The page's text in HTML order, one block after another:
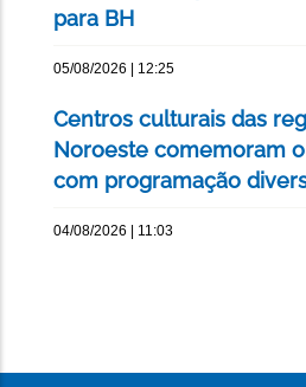
para BH
05/08/2026 | 12:25
Centros culturais das
Noroeste comemoram
com programação
04/08/2026 | 11:03